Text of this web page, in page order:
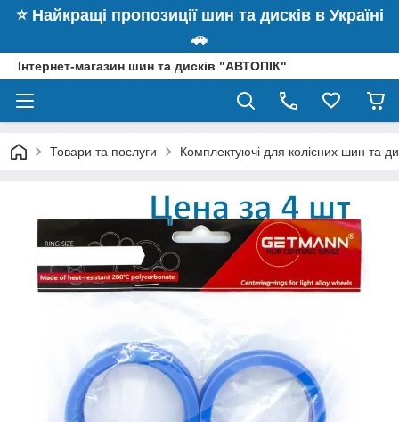
⭐️ Найкращі пропозиції шин та дисків в Україні
🚗
Інтернет-магазин шин та дисків "АВТОПІК"
Товари та послуги Комплектуючі для колісних шин та